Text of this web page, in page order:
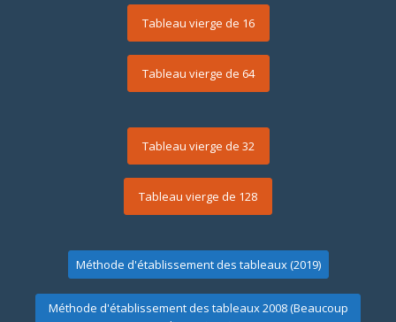
Tableau vierge de 16
Tableau vierge de 64
Tableau vierge de 32
Tableau vierge de 128
Méthode d'établissement des tableaux (2019)
Méthode d'établissement des tableaux 2008 (Beaucoup